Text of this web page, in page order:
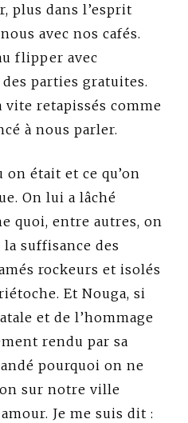
plus dans l’esprit
avec nos cafés.
flipper avec
parties gratuites.
vite retapissés comme
à nous parler.
était et ce qu’on
On lui a lâché
quoi, entre autres, on
suffisance des
rockeurs et isolés
Et Nouga, si
et de l’hommage
rendu par sa
pourquoi on ne
sur notre ville
Je me suis dit :